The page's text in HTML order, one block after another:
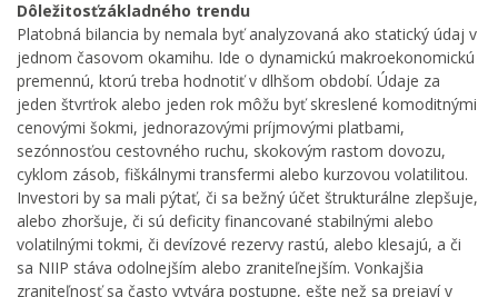
Dôležitosťzákladného trendu
Platobná bilancia by nemala byť analyzovaná ako statický údaj v
jednom časovom okamihu. Ide o dynamickú makroekonomickú
premennú, ktorú treba hodnotiť v dlhšom období. Údaje za
jeden štvrťrok alebo jeden rok môžu byť skreslené komoditnými
cenovými šokmi, jednorazovými príjmovými platbami,
sezónnosťou cestovného ruchu, skokovým rastom dovozu,
cyklom zásob, fiškálnymi transfermi alebo kurzovou volatilitou.
Investori by sa mali pýtať, či sa bežný účet štrukturálne zlepšuje,
alebo zhoršuje, či sú deficity financované stabilnými alebo
volatilnými tokmi, či devízové rezervy rastú, alebo klesajú, a či
sa NIIP stáva odolnejším alebo zraniteľnejším. Vonkajšia
zraniteľnosť sa často vytvára postupne, ešte než sa prejaví v